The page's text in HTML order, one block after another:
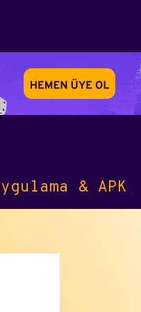
& APK